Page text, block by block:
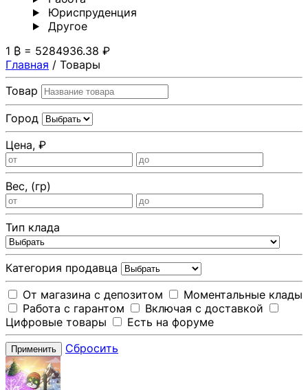
Юриспруденция
Другoе
1 ₿ = 5284936.38 ₽
Главная / Товары
Товар
Город
Цена, ₽
Вес, (гр)
Тип клада
Категория продавца
От магазина с депозитом
Моментальные клады
Работа с гарантом
Включая с доставкой
Цифровые товары
Есть на форуме
Применить Сбросить